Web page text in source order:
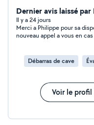
bientôt
Dernier avis laissé
Il y a 24 jours
Merci a Philippe pour sa
nouveau appel a vous en
Débarras de cave
Voir le profil